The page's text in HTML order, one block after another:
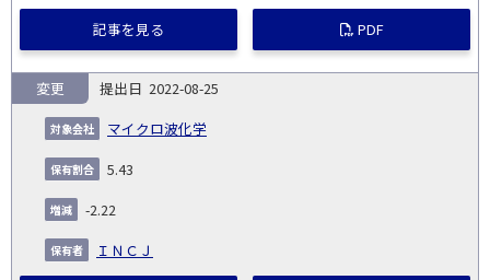
記事を見る PDF
2022-08-25
マイクロ波化学
変更
5.43
-2.22
ＩＮＣＪ